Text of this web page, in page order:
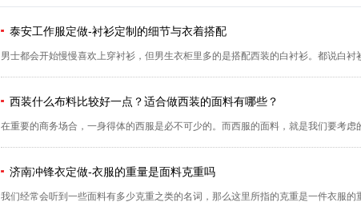
泰安工作服定做-衬衫定制的细节与衣着搭配
男士都会开始慢慢喜欢上穿衬衫，但男生衣柜里多的是搭配西装的白衬衫。都说白衬
西装什么布料比较好一点？适合做西装的面料有哪些？
在重要的商务场合，一身得体的西服是必不可少的。而西服的面料，就是我们要考虑
济南冲锋衣定做-衣服的重量是面料克重吗
我们经常会听到一些面料有多少克重之类的名词，那么这里所指的克重是一件衣服的